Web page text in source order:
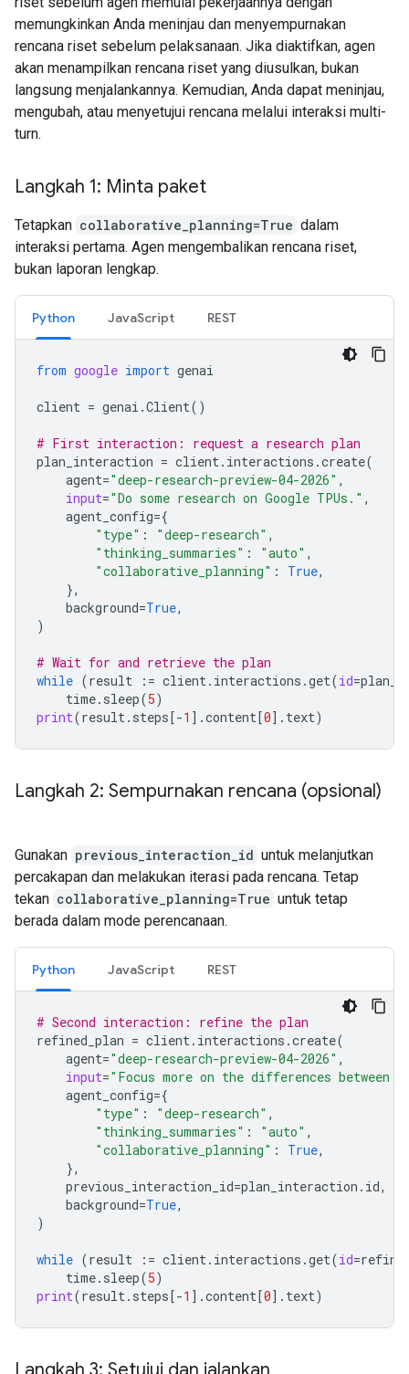
memungkinkan Anda meninjau dan menyempurnakan
rencana riset sebelum pelaksanaan. Jika diaktifkan, agen
akan menampilkan rencana riset yang diusulkan, bukan
langsung menjalankannya. Kemudian, Anda dapat meninjau,
mengubah, atau menyetujui rencana melalui interaksi multi-
turn.
Langkah 1: Minta paket
Tetapkan collaborative_planning=True dalam
interaksi pertama. Agen mengembalikan rencana riset,
bukan laporan lengkap.
Python JavaScript REST
from google import genai
client = genai .Client()
# First interaction: request a research plan
plan_interaction = client. interactions .create(
agent="deep-research-preview-04-2026" ,
input="Do some research on Google TPUs." ,
agent_config={
"type" : "deep-research" ,
"thinking_summaries" : "auto" ,
"collaborative_planning" : True,
},
background=True,
)
# Wait for and retrieve the plan
while (result := client. interactions .get(id=
time. sleep(5)
print(result. steps[-1 ] .content[0] . text)
Langkah 2: Sempurnakan rencana (opsional)
Gunakan previous_interaction_id untuk melanjutkan
percakapan dan melakukan iterasi pada rencana. Tetap
tekan collaborative_planning=True untuk tetap
berada dalam mode perencanaan.
Python JavaScript REST
# Second interaction: refine the plan
refined_plan = client. interactions .create(
agent="deep-research-preview-04-2026" ,
input="Focus more on the differences between
agent_config={
"type" : "deep-research" ,
"thinking_summaries" : "auto" ,
"collaborative_planning" : True,
},
previous_interaction_id=plan_interaction . id,
background=True,
)
while (result := client. interactions .get(id=
time. sleep(5)
print(result. steps[-1 ] .content[0] . text)